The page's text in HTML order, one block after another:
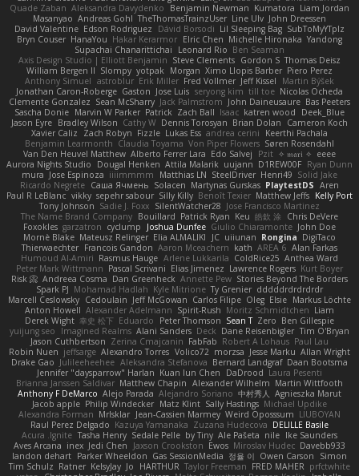
Quade Zaban Aleksandra Davydenko Benjamin Newman Kumatora Liam Jordan
Masanyao Andreas Gohl TheThomasTrainzUser Line Ulv John Dreessen
David Valentine Edson Rodriguez Dávid Borsodi Lil Sleeping Bag SubToMyYTplz
Bryn Couser HanaYou Hakar Kerarmor Elric Chen Michelle Hironaka Yandong
Supachai Chanarittichai
Leonard Rio Ben Seaman
Axis Design Studio | Elliott Benjamin Steve Clements Gordon S Thomas Deisz
William Bergen II Slompy yotpak Morgan Ximo Llopis Barber Piero Perez
Anthony Simuel astroblur Erik Miller Fred Vollmer Jeff Kissel
Martin Býšek
Jonathan Caron-Roberge Gaston Jose Luis seryong kim till toe Nicolas Ocheda
Clemente Gonzalez Sean McSharry Jack Palmstrom John Daineusaure Bas Peeters
Sascha Donie Marvin W Parker Patrick Zach Ball Isaac katren wood
Deek_Blue
Jason Eyre Bradley Wilson Cathy W Dennis Torosyan Brian Dolan
Cameron Koch
Xavier Caliz
Zach Robyn Fizzle Lukas Ess andrea cerini
Keerthi Pachala
Benjamin Learmonth Claudia Toyama Von Piper Flowers Søren Rosendahl
Van Den Heuvel Matthew Alberto Ferrer Lara Edo Salvej Pzit ✧ 𝔪𝔞𝔯𝔦 ✧ eeee
Aurora Nights Studio
Dougal Henken Attila Malarik uujann D1REW00F Ryan Dunn
mura Jose Espinoza iiiimmmm Matthias LN SteelDriver Henri49 Solid Jake
Ricardo Negrete Саша Ячмень Solacen Martynas Gurskas PlaytestDS Aren
Paul R LeBlanc vikky sepehr sabour Silly Killy Benoît Texier Matthew Jeffs Kelly Port
Tony Johnson Sadie J. Foxx SilentWatcher28 Jose Francisco Martinez
The Name Brand Company Bouillard Patrick Ryan Keu 皓欽 涂 Chris DeVere
Foxokles garzatron cyclump Joshua Dunfee Giulio Chiaramonte John Doe
Mornè Blake Mateusz Relinger Elia ALMALIKI JC uiiunan Rongina DigiTaco
Thierwaechter Francois Gandon Aaron Mceachern kath AREA 6 Alan Farkas
Humoud Al-Amiri Rasmus Hauge Arlene Lukkarila ColdRice25 Anthea Ward
Peter Mark Wittmann Pascal Scrivani Elias Jimenez Lawrence Rogers Kurt Boyer
Risk 📀 Andreea Cosma Dan Greenheck Annette Pew Stories Beyond The Borders
Spark PJ Mohamad Hadlah Kyle Mitrione Ty Grenier dddddrdrdrdrdr
Marcell Ceslowsky Cedoulain Jeff McGowan Carlos Filipe Oleg Elsie Markus Löchte
Anton Howell Alexander Adelmann Spirit-Rush Moritz Schmidtchen Liam
Derek Wight 幸史 松下 Eduardo Peter Thomson Sean T Zero Ben Gillespie
yuijung seo
Imagined Realms Alani Sanders Deck Dane Reisenbigler Tim O'Bryan
Jason Cuthbertson Zerina Cmajcanin FabFab Robert A Lohaus Paul Lau
Robin Nuen jeffsarge Alexandro Torres Volico72 morzsa Jesse Marku Allan Wright
Drake Gao Julileeheehee Aleksandra Stefanova Bernard Landgraf Daan Bootsma
Jennifer "daysparrow" Harlan Kuan lun Chen DaDrood Laura Pesenti
Brianna Janssen Saldivar Matthew Chapin Alexander Wilhelm Martin Wittfooth
Anthony F DeMarco Alejo Parada Alejandro Soriano 中村秀人
Agnieszka Marut
Jacob apple Philip Windecker Matz Klint Sally Hastings Michael Updike
Alexandra Forman MrIsklar Jean-Cassien Marmey Weird Oposssum LIUBOYAN
Raul Perez Delgado Kazuya Yamanaka Zuzana Hudecova DELILLE Basile
Acura .Ignite Tasha Henry Sedale Pelle by Tiny Ale Pašeta nile Ike Saunders
Aves Arcana inex Jedi Chen Jaxson Crookston Ewos Miroslav Hudec Davebb933
landon dehart Parker Wheeldon Gas SessionMedia 정율 이 Owen Carson
Simon
Tim Schulz Ratner KelsyJay Jo HARTHUR Taylor Freeman FRED MAHER prfctwhite